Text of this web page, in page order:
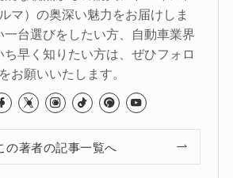
マ）の奥深い魅力をお届けしま
台選びをしたい方、自動車業界
早く知りたい方は、ぜひフォロ
お願いいたします。
の著者の記事一覧へ